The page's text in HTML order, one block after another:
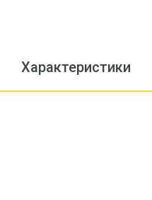
Характеристики